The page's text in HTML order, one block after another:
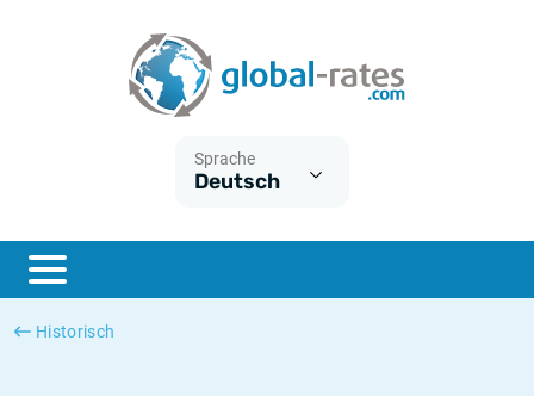
Sprache
Deutsch
Historisch
ESTER
SONIA
Was ist die VPI-Inflation?
Was ist die HVPI-Inflation?
Deutsche inflation
Europäische inflation
Historische Euribor-Sätze
Historische ESTER-Sätze
Historische SOFR-Sätze
Historische SONIA-Sätze
Inflationsrechner